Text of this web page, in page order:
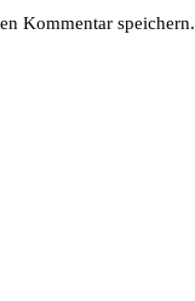
Kommentar speichern.